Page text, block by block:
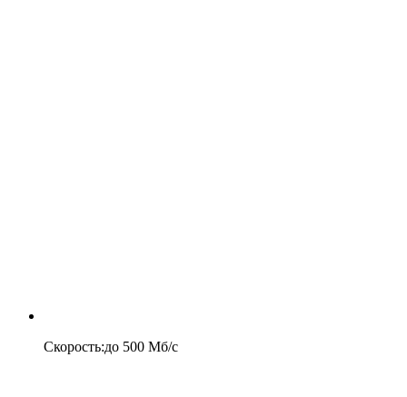
Скорость:до 500 Мб/c